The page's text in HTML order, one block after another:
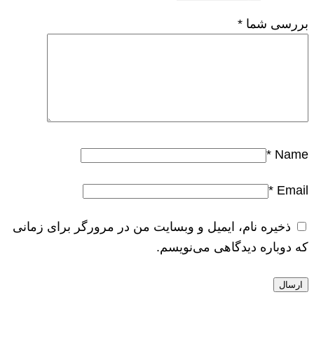
بررسی شما *
Name
*
Email
*
ذخیره نام، ایمیل و وبسایت من در مرورگر برای زمانی
که دوباره دیدگاهی می‌نویسم.